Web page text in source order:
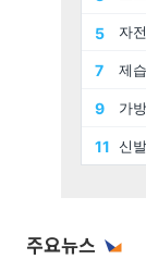
주요뉴스